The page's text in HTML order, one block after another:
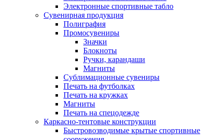
Электронные спортивные табло
Сувенирная продукция
Полиграфия
Промосувениры
Значки
Блокноты
Ручки, карандаши
Магниты
Сублимационные сувениры
Печать на футболках
Печать на кружках
Магниты
Печать на спецодежде
Каркасно-тентовые конструкции
Быстровозводимые крытые спортивные